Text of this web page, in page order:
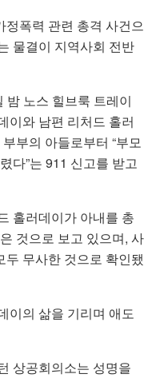
폭력 관련 총격 사건으
물결이 지역사회 전반
밤 노스 힐브룩 트레이
이와 남편 리처드 홀러
부의 아들로부터 “부모
다”는 911 신고를 받고
홀러데이가 아내를 총
것으로 보고 있으며, 사
무사한 것으로 확인됐
이의 삶을 기리며 애도
상공회의소는 성명을